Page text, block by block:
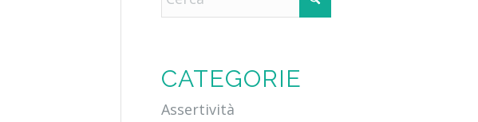
CATEGORIE
Assertività